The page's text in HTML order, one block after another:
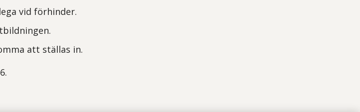
vid förhinder.
att ställas in.